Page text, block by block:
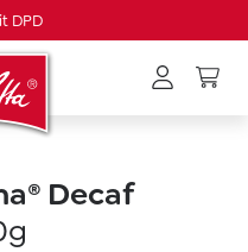
DPD
ab CHF 80
Decaf